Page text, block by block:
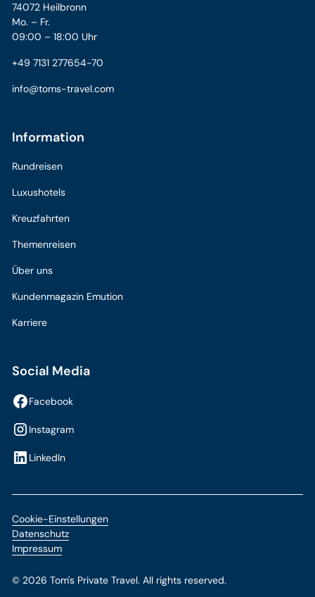
74072 Heilbronn
Mo. – Fr.
09:00 – 18:00 Uhr
+49 7131 277654-70
info@toms-travel.com
Information
Rundreisen
Luxushotels
Kreuzfahrten
Themenreisen
Über uns
Kundenmagazin Emution
Karriere
Social Media
Facebook
Instagram
LinkedIn
©2026 Tom's Private Travel. All rights reserved.
Cookie-Einstellungen
Datenschutz
Impressum